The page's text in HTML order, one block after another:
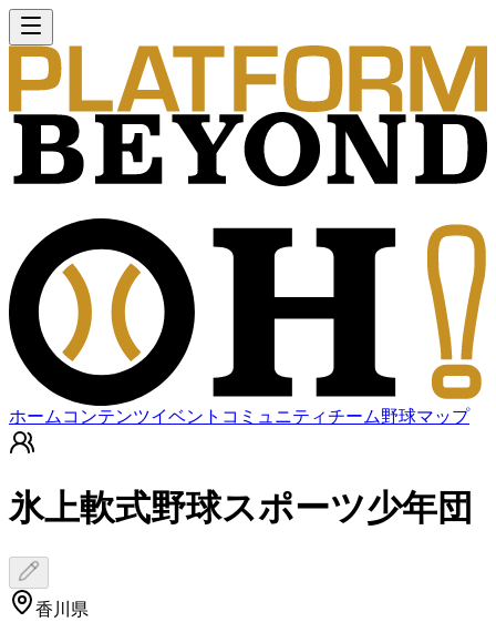
ホーム コンテンツイベント コミュニティチーム野球マップ
氷上軟式野球スポーツ少年団
香川県